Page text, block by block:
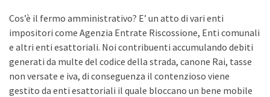
Cos’è il fermo amministrativo? E’ un atto di vari enti
impositori come Agenzia Entrate Riscossione, Enti comunali
e altri enti esattoriali. Noi contribuenti accumulando debiti
generati da multe del codice della strada, canone Rai, tasse
non versate e iva, di conseguenza il contenzioso viene
gestito da enti esattoriali il quale bloccano un bene mobile